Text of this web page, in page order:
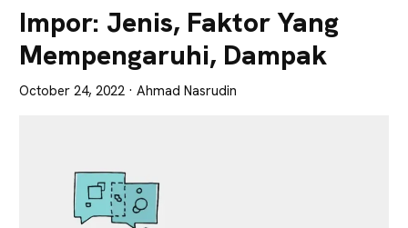
Tajam
Impor: Jenis, Faktor Yang
Mempengaruhi, Dampak
October 24, 2022 · Ahmad Nasrudin